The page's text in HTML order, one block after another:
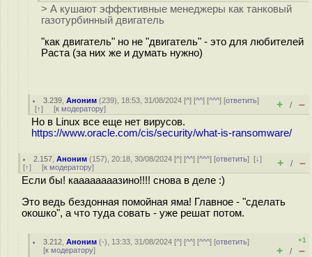
> А кушают эффективные менеджеры как танковый
газотурбинный двигатель
"как двигатель" но не "двигатель" - это для любителей
Раста (за них же и думать нужно)
3.239 ,Аноним (239), 18:53, 31/08/2024 [^] [^^] [^^^] [ответить]
[↑] [к модератору] + / –
Но в Linux все еще нет вирусов.
https://www.oracle.com/cis/security/what-is-ransomware/
2.157 ,Аноним (157), 20:18, 30/08/2024 [^] [^^] [^^^] [ответить][↓]
[↑] [к модератору] + / –
Если бы! каааааааазино!!!! снова в деле :)
Это ведь бездонная помойная яма! Главное - "сделать
окошко", а что туда совать - уже решат потом.
3.212 ,Аноним (-), 13:33, 31/08/2024 [^] [^^] [^^^] [ответить]
[к модератору]
+1
+ / –